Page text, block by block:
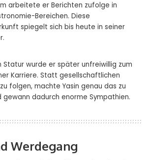
arbeitete er Berichten zufolge in
Bereichen. Diese
spiegelt sich bis heute in seiner
Statur wurde er später unfreiwillig zum
Karriere. Statt gesellschaftlichen
folgen, machte Yasin genau das zu
gewann dadurch enorme Sympathien.
Werdegang